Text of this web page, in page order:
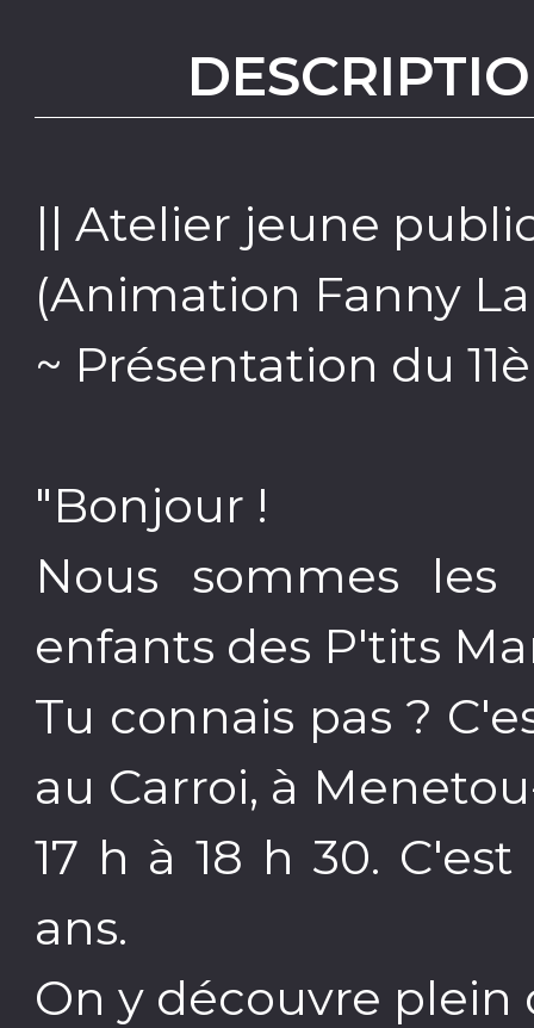
|| Atelier jeune
(Animation Fanny
~ Présentation du
"Bonjour !
Nous sommes les
enfants des P'tits
Tu connais pas ?
au Carroi, à
17 h à 18 h 30.
ans.
On y découvre plein